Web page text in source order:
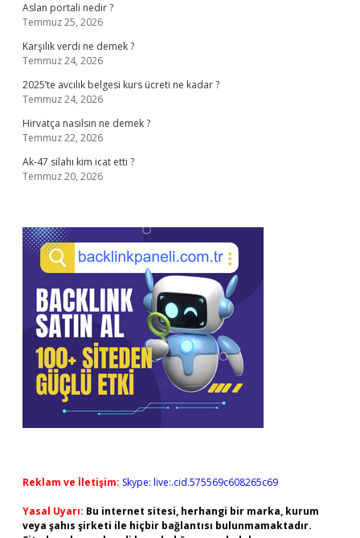
Aslan portali nedir ?
Temmuz 25, 2026
Karşılık verdi ne demek ?
Temmuz 24, 2026
2025’te avcılık belgesi kurs ücreti ne kadar ?
Temmuz 24, 2026
Hirvatça nasılsın ne demek ?
Temmuz 22, 2026
Ak-47 silahı kim icat etti ?
Temmuz 20, 2026
Reklam ve İletişim: Skype: live:.cid.575569c608265c69
Yasal Uyarı: Bu internet sitesi, herhangi bir marka, kurum
veya şahıs şirketi ile hiçbir bağlantısı bulunmamaktadır.